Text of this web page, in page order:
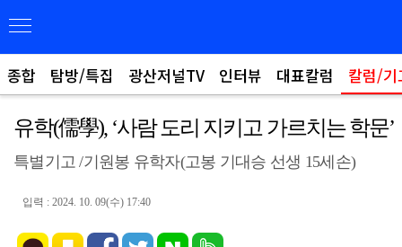
종합 탐방/특집 광산저널TV 인터뷰 대표칼럼 칼럼/기
유학(儒學), ‘사람 도리 지키고 가르치는 학문’
특별기고 /기원봉 유학자(고봉 기대승 선생 15세손)
입력 : 2024. 10. 09(수) 17:40